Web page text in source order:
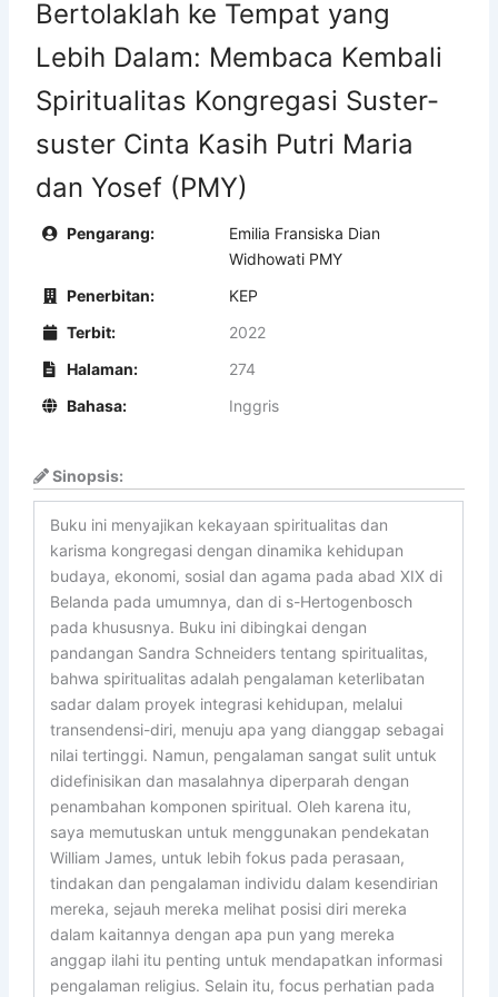
Bertolaklah ke Tempat yang
Lebih Dalam: Membaca Kembali
Spiritualitas Kongregasi Suster-
suster Cinta Kasih Putri Maria
dan Yosef (PMY)
Pengarang:
Emilia Fransiska Dian
Widhowati PMY
Penerbitan:
KEP
Terbit:
2022
Halaman:
274
Bahasa:
Inggris
Sinopsis:
Buku ini menyajikan kekayaan spiritualitas dan
karisma kongregasi dengan dinamika kehidupan
budaya, ekonomi, sosial dan agama pada abad XIX di
Belanda pada umumnya, dan di s-Hertogenbosch
pada khususnya. Buku ini dibingkai dengan
pandangan Sandra Schneiders tentang spiritualitas,
bahwa spiritualitas adalah pengalaman keterlibatan
sadar dalam proyek integrasi kehidupan, melalui
transendensi-diri, menuju apa yang dianggap sebagai
nilai tertinggi. Namun, pengalaman sangat sulit untuk
didefinisikan dan masalahnya diperparah dengan
penambahan komponen spiritual. Oleh karena itu,
saya memutuskan untuk menggunakan pendekatan
William James, untuk lebih fokus pada perasaan,
tindakan dan pengalaman individu dalam kesendirian
mereka, sejauh mereka melihat posisi diri mereka
dalam kaitannya dengan apa pun yang mereka
anggap ilahi itu penting untuk mendapatkan informasi
pengalaman religius. Selain itu, focus perhatian pada